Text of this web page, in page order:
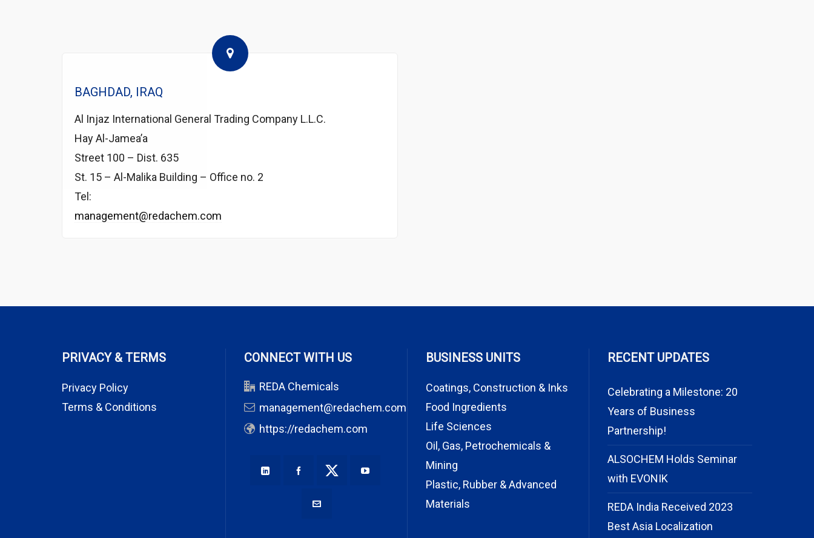
BAGHDAD, IRAQ
Al Injaz International General Trading Company L.L.C.
Hay Al-Jamea’a
Street 100 – Dist. 635
St. 15 – Al-Malika Building – Office no. 2
Tel:
management@redachem.com
PRIVACY & TERMS
Privacy Policy
Terms & Conditions
CONNECT WITH US
REDA Chemicals
management@redachem.com
https://redachem.com
BUSINESS UNITS
Coatings, Construction & Inks
Food Ingredients
Life Sciences
Oil, Gas, Petrochemicals &
Mining
Plastic, Rubber & Advanced
Materials
RECENT UPDATES
Celebrating a Milestone: 20
Years of Business
Partnership!
ALSOCHEM Holds Seminar
with EVONIK
REDA India Received 2023
Best Asia Localization